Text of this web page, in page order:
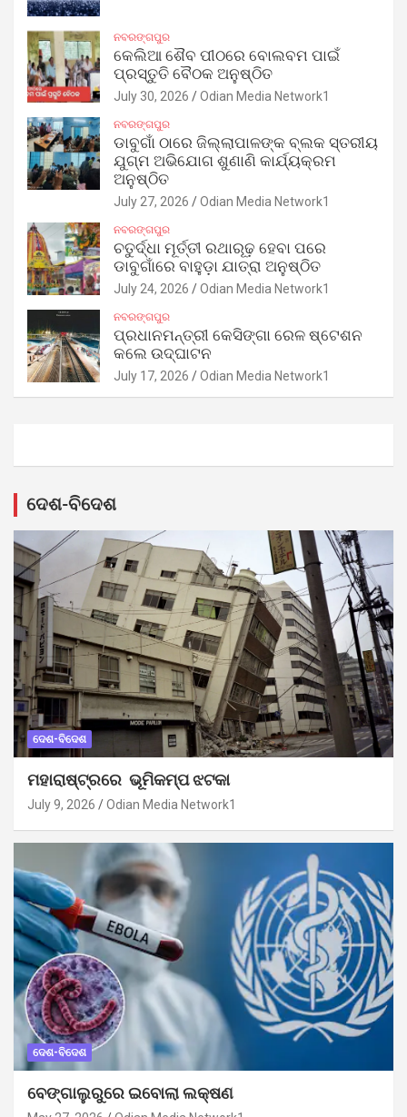
ନବରଙ୍ଗପୁର
କେଲିଆ ଶୈବ ପୀଠରେ ବୋଲବମ ପାଇଁ
ପ୍ରସ୍ତୁତି ବୈଠକ ଅନୁଷ୍ଠିତ
July 30, 2026 Odian Media Network1
ନବରଙ୍ଗପୁର
ଡାବୁଗାଁ ଠାରେ ଜିଲ୍ଲାପାଳଙ୍କ ବ୍ଲକ ସ୍ତରୀୟ
ଯୁଗ୍ମ ଅଭିଯୋଗ ଶୁଣାଣି କାର୍ଯ୍ୟକ୍ରମ
ଅନୁଷ୍ଠିତ
July 27, 2026 Odian Media Network1
ନବରଙ୍ଗପୁର
ଚତୁର୍ଦ୍ଧା ମୂର୍ତ୍ତୀ ରଥାରୂଢ଼ ହେବା ପରେ
ଡାବୁଗାଁରେ ବାହୁଡ଼ା ଯାତ୍ରା ଅନୁଷ୍ଠିତ
July 24, 2026 Odian Media Network1
ନବରଙ୍ଗପୁର
ପ୍ରଧାନମନ୍ତ୍ରୀ କେସିଙ୍ଗା ରେଳ ଷ୍ଟେଶନ
କଲେ ଉଦ୍‌ଘାଟନ
July 17, 2026 Odian Media Network1
ଦେଶ-ବିଦେଶ
ଦେଶ-ବିଦେଶ
ମହାରାଷ୍ଟ୍ରରେ ଭୂମିକମ୍ପ ଝଟକା
July 9, 2026 Odian Media Network1
ଦେଶ-ବିଦେଶ
ବେଙ୍ଗାଲୁରୁରେ ଇବୋଲା ଲକ୍ଷଣ